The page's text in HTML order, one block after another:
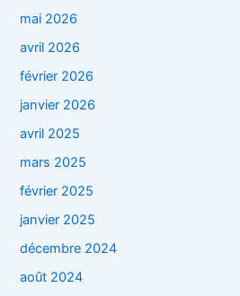
mai 2026
avril 2026
février 2026
janvier 2026
avril 2025
mars 2025
février 2025
janvier 2025
décembre 2024
août 2024